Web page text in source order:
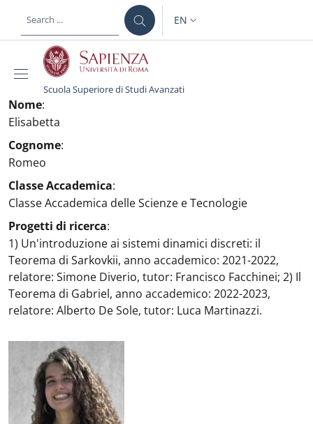
LANGUAGE SWITCHER:
EN
Scuola Superiore di Studi Avanzati
Nome:
Elisabetta
Cognome:
Romeo
Classe Accademica:
Classe Accademica delle Scienze e Tecnologie
Progetti di ricerca:
1) Un'introduzione ai sistemi dinamici discreti: il
Teorema di Sarkovkii, anno accademico: 2021-2022,
relatore: Simone Diverio, tutor: Francisco Facchinei; 2) Il
Teorema di Gabriel, anno accademico: 2022-2023,
relatore: Alberto De Sole, tutor: Luca Martinazzi.
: